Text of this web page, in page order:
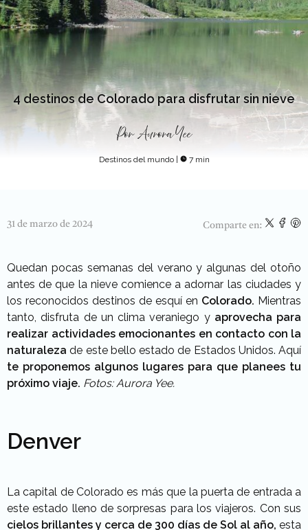
4 destinos de Colorado para disfrutar sin nieve
Por Aurora Yee
Destinos del mundo 7 min
31 de marzo de 2024 Comparte en:
Quedan pocas semanas del verano y algunas del otoño
antes de que la nieve comience a adornar las ciudades y
los reconocidos destinos de esquí en Colorado. Mientras
tanto, disfruta de un clima veraniego y aprovecha para
realizar actividades emocionantes en contacto con la
naturaleza de este bello estado de Estados Unidos. Aquí
te proponemos algunos lugares para que planees tu
próximo viaje. Fotos: Aurora Yee.
Denver
La capital de Colorado es más que la puerta de entrada a
este estado lleno de sorpresas para los viajeros. Con sus
cielos brillantes y cerca de 300 días de Sol al año, esta